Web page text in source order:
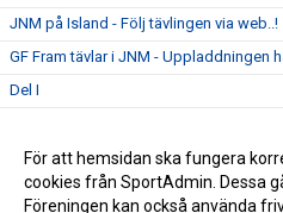
JNM på Island - Följ tävlingen via web..!
GF Fram tävlar i JNM - Uppladdningen
Del I
Del III
Del IV
För att hemsidan ska fungera
cookies från SportAdmin. Dessa
Föreningen kan också använda